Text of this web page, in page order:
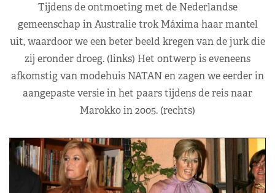
Tijdens de ontmoeting met de Nederlandse
gemeenschap in Australie trok Máxima haar mantel
uit, waardoor we een beter beeld kregen van de jurk die
zij eronder droeg. (links) Het ontwerp is eveneens
afkomstig van modehuis NATAN en zagen we eerder in
aangepaste versie in het paars tijdens de reis naar
Marokko in 2005. (rechts)